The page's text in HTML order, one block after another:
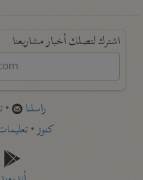
اشترك لتصلك أخبار مشاريعنا
راسلنا •
كنوز•